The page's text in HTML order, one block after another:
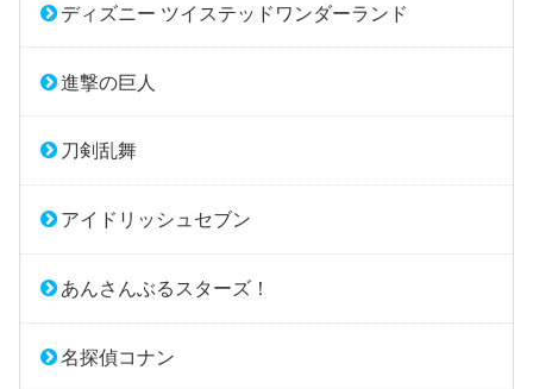
ディズニー ツイステッドワンダーランド
進撃の巨人
刀剣乱舞
アイドリッシュセブン
あんさんぶるスターズ！
名探偵コナン